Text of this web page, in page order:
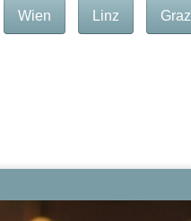
Wien Linz Graz